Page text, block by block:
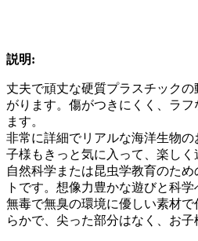
説明:
丈夫で頑丈な硬質プラスチック
がります。傷がつきにくく、ラ
ます。
非常に詳細でリアルな海洋生物
子様もきっと気に入って、楽しく
自然科学または昆虫学教育のた
トです。想像力豊かな遊びと科学
無毒で無臭の環境に優しい素材
らかで、尖った部分はなく、お子